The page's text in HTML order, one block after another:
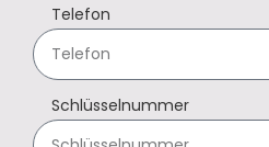
Telefon
Schlüsselnummer